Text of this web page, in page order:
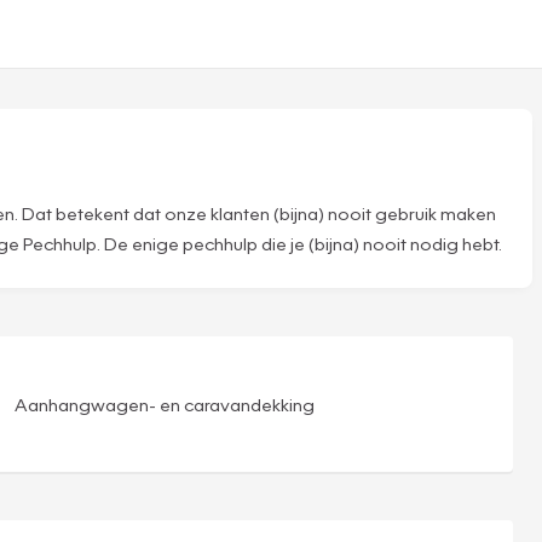
Dat betekent dat onze klanten (bijna) nooit gebruik maken
De enige pechhulp die je (bijna) nooit nodig hebt.
Aanhangwagen- en caravandekking